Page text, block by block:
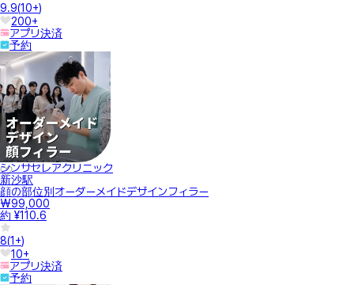
9.9(10+)
200+
アプリ決済
予約
シンサセレアクリニック
新沙駅
顔の部位別オーダーメイドデザインフィラー
₩99,000
約 ¥110.6
8(1+)
10+
アプリ決済
予約